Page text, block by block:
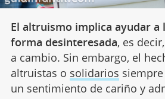
El altruismo implica ayudar a
forma desinteresada, es
a cambio. Sin embargo, el
altruistas o solidarios
un sentimiento de cariño y